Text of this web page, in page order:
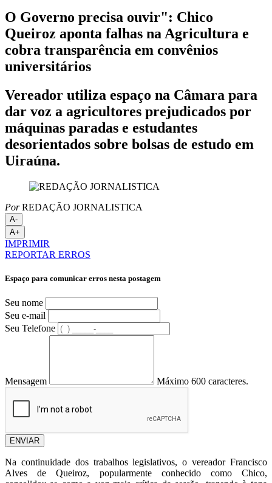
O Governo precisa ouvir": Chico
Queiroz aponta falhas na Agricultura e
cobra transparência em convênios
universitários
Vereador utiliza espaço na Câmara para
dar voz a agricultores prejudicados por
máquinas paradas e estudantes
desorientados sobre bolsas de estudo em
Uiraúna.
PorREDAÇÃO JORNALISTICA
A-
A+
IMPRIMIR
REPORTAR ERROS
Espaço para comunicar erros nesta postagem
Seu nome
Seu e-mail
Seu Telefone
Mensagem Máximo 600 caracteres.
ENVIAR
Na continuidade dos trabalhos legislativos, o vereador Francisco
Alves de Queiroz, popularmente conhecido como Chico,